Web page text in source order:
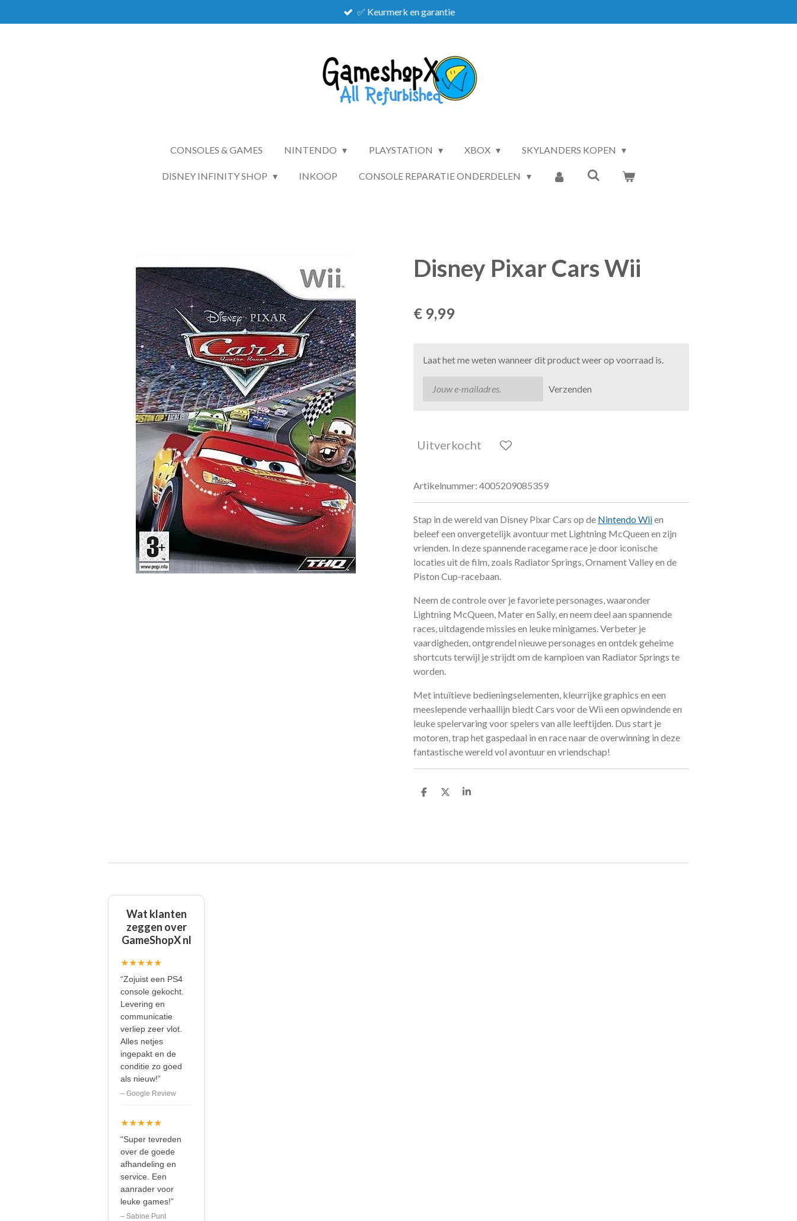
direct
✅ Keurmerk en garantie
CONSOLES & GAMES NINTENDO PLAYSTATION XBOX SKYLANDERS KOPEN
DISNEY INFINITY SHOP INKOOP CONSOLE REPARATIE ONDERDELEN
Disney Pixar Cars Wii
€ 9,99
Laat het me weten wanneer dit product weer op voorraad is.
Verzenden
Uitverkocht
Artikelnummer: 4005209085359
Stap in de wereld van Disney Pixar Cars op de Nintendo Wiien
beleef een onvergetelijk avontuur met Lightning McQueen en zijn
vrienden. In deze spannende racegame race je door iconische
locaties uit de film, zoals Radiator Springs, Ornament Valley en de
Piston Cup-racebaan.
Neem de controle over je favoriete personages, waaronder
Lightning McQueen, Mater en Sally, en neem deel aan spannende
races, uitdagende missies en leuke minigames. Verbeter je
vaardigheden, ontgrendel nieuwe personages en ontdek geheime
shortcuts terwijl je strijdt om de kampioen van Radiator Springs te
worden.
Met intuïtieve bedieningselementen, kleurrijke graphics en een
meeslepende verhaallijn biedt Cars voor de Wii een opwindende en
leuke spelervaring voor spelers van alle leeftijden. Dus start je
motoren, trap het gaspedaal in en race naar de overwinning in deze
fantastische wereld vol avontuur en vriendschap!
D
D
S
Wat klanten
zeggen over
GameShopX nl
★★★★★
“Zojuist een PS4
console gekocht.
Levering en
communicatie
verliep zeer vlot.
Alles netjes
ingepakt en de
conditie zo goed
als nieuw!”
– Google Review
★★★★★
“Super tevreden
over de goede
afhandeling en
service. Een
aanrader voor
leuke games!”
– Sabine Punt